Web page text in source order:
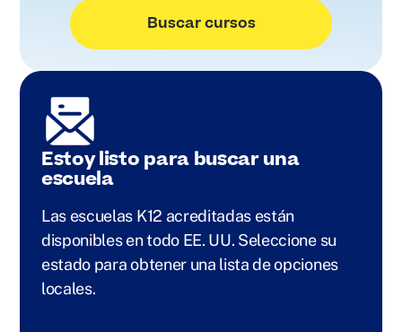
Buscar cursos
Estoy listo para buscar una
escuela
Las escuelas K12 acreditadas están
disponibles en todo EE. UU. Seleccione su
estado para obtener una lista de opciones
locales.